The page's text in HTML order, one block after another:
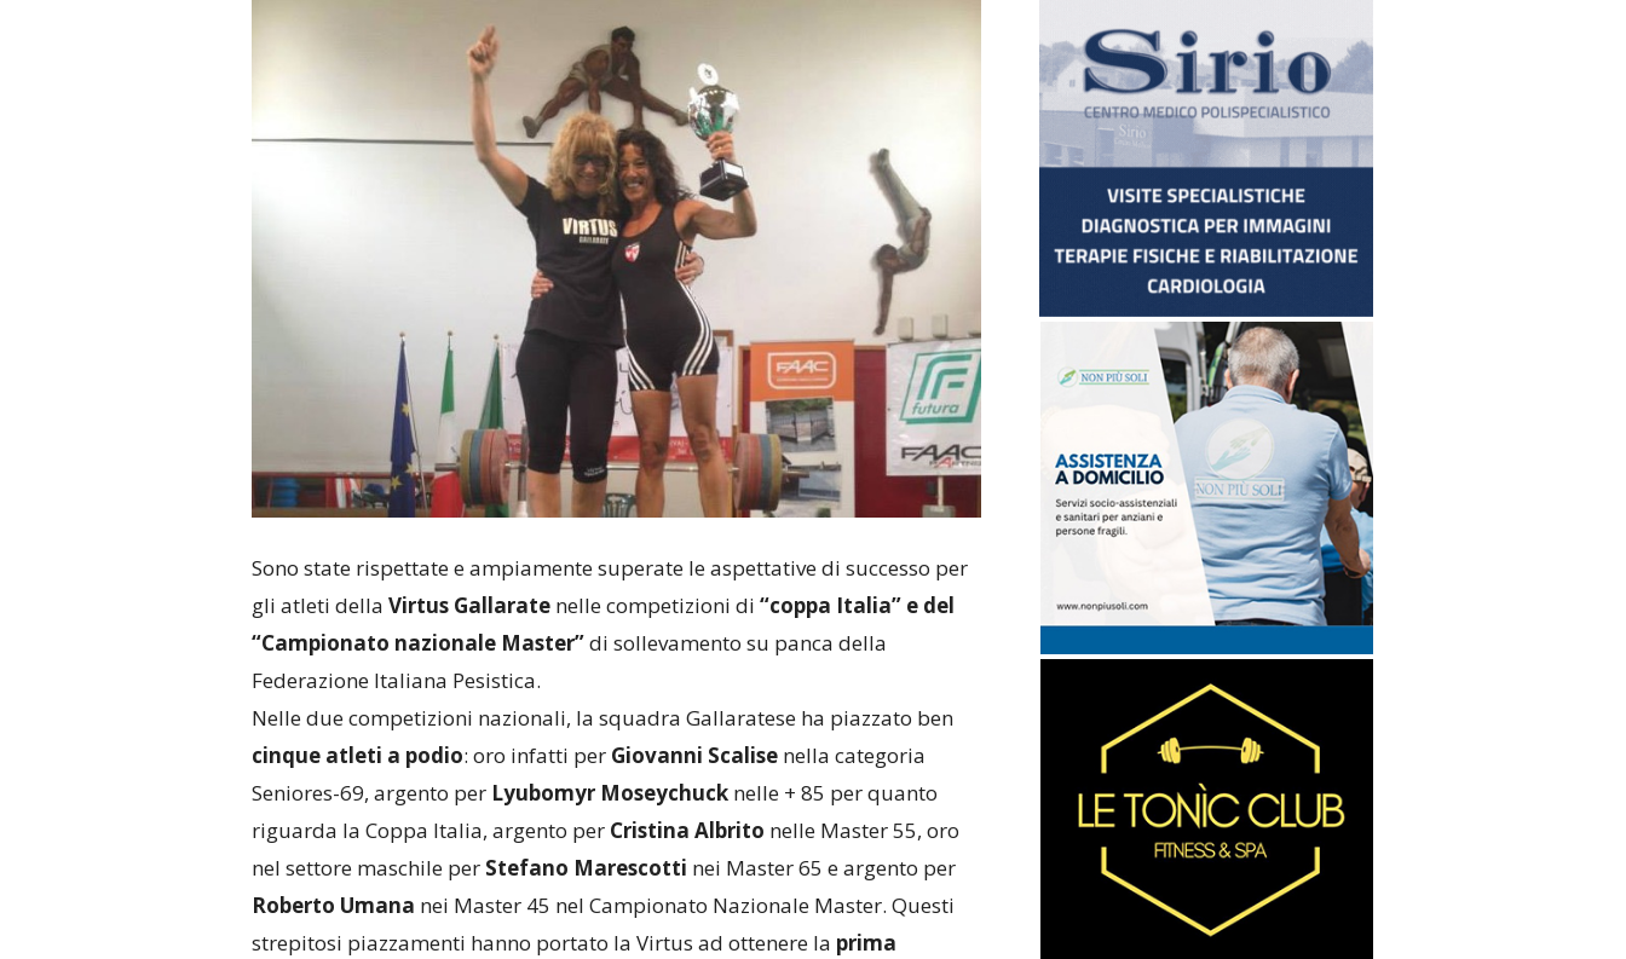
Sono state rispettate e ampiamente superate le aspettative di successo per
gli atleti della Virtus Gallaratenelle competizioni di “coppa Italia” e del
“Campionato nazionale Master”di sollevamento su panca della
Federazione Italiana Pesistica.
Nelle due competizioni nazionali, la squadra Gallaratese ha piazzato ben
cinque atleti a podio: oro infatti per Giovanni Scalisenella categoria
Seniores-69, argento per Lyubomyr Moseychucknelle + 85 per quanto
riguarda la Coppa Italia, argento per Cristina Albrito nelle Master 55, oro
nel settore maschile per Stefano Marescotti nei Master 65 e argento per
Roberto Umana nei Master 45 nel Campionato Nazionale Master. Questi
strepitosi piazzamenti hanno portato la Virtus ad ottenere la prima